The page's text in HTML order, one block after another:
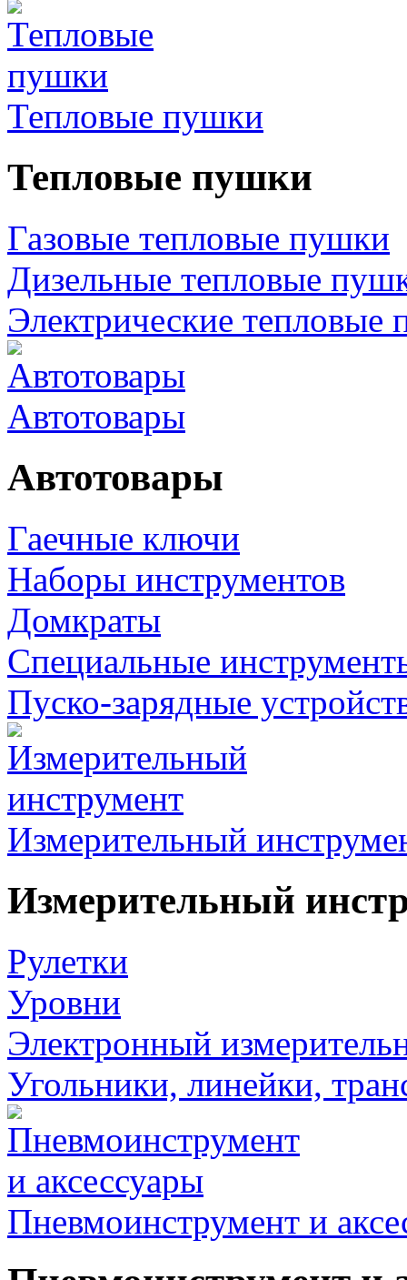
Тепловые пушки
Тепловые пушки
Газовые тепловые пушки
Дизельные тепловые
Электрические тепловые
Автотовары
Автотовары
Гаечные ключи
Наборы инструментов
Домкраты
Специальные
Пуско-зарядные
Измерительный
Измерительный
Рулетки
Уровни
Электронный
Угольники, линейки,
Пневмоинструмент и